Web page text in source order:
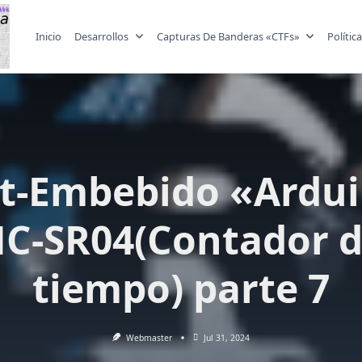
Inicio Desarrollos Capturas De Banderas «CTFs»
Embebido
SR04(Contador
tiempo) parte 7
Webmaster Jul 31, 2024